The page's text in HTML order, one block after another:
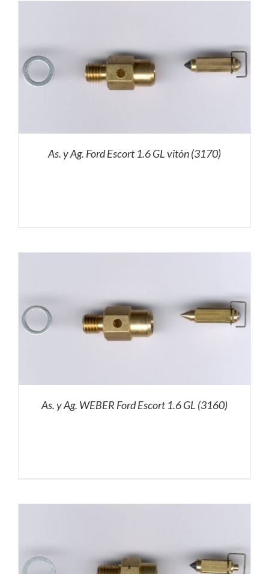
As. y Ag. Ford Escort 1.6 GL vitón (3170)
As. y Ag. WEBER Ford Escort 1.6 GL (3160)